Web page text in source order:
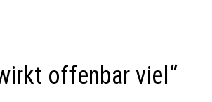
offenbar viel“